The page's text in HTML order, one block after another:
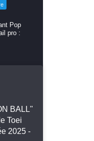
Pop
pro :
BALL"
Toei
2025 -